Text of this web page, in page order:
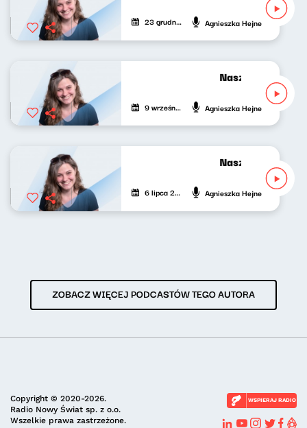
23 grudnia 2021 Agnieszka Hejne
Nasze nocne
9 września 2021 Agnieszka Hejne
Nasze nocne
6 lipca 2021 Agnieszka Hejne
ZOBACZ WIĘCEJ PODCASTÓW TEGO AUTORA
Copyright © 2020-2026.
Radio Nowy Świat sp. z o.o.
Wszelkie prawa zastrzeżone.
WSPIERAJ RADIO